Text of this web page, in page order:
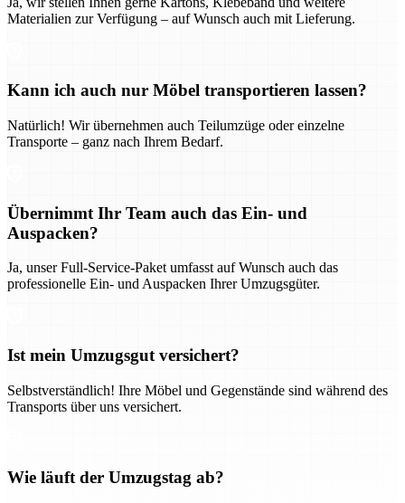
Materialien zur Verfügung – auf Wunsch auch mit Lieferung.
Kann ich auch nur Möbel transportieren lassen?
Natürlich! Wir übernehmen auch Teilumzüge oder einzelne
Transporte – ganz nach Ihrem Bedarf.
Übernimmt Ihr Team auch das Ein- und
Auspacken?
Ja, unser Full-Service-Paket umfasst auf Wunsch auch das
professionelle Ein- und Auspacken Ihrer Umzugsgüter.
Ist mein Umzugsgut versichert?
Selbstverständlich! Ihre Möbel und Gegenstände sind während des
Transports über uns versichert.
Wie läuft der Umzugstag ab?